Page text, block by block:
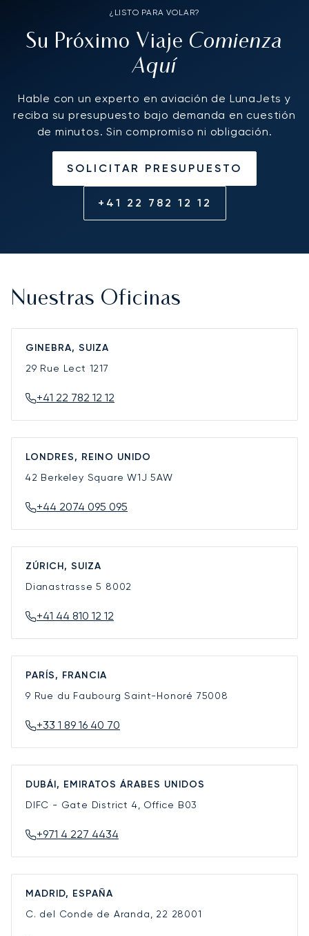
¿LISTO PARA VOLAR?
Su Próximo Viaje Comienza
Aquí
Hable con un experto en aviación de LunaJets y
reciba su presupuesto bajo demanda en cuestión
de minutos. Sin compromiso ni obligación.
SOLICITAR PRESUPUESTO
+41 22 782 12 12
Nuestras Oficinas
GINEBRA, SUIZA
29 Rue Lect 1217
+41 22 782 12 12
LONDRES, REINO UNIDO
42 Berkeley SquareW1J 5AW
+44 2074 095 095
ZÚRICH, SUIZA
Dianastrasse 5 8002
+41 44 810 12 12
PARÍS, FRANCIA
9 Rue du Faubourg Saint-Honoré 75008
+33 1 89 16 40 70
DUBÁI, EMIRATOS ÁRABES UNIDOS
DIFC - Gate District 4, Office B03
+971 4 227 4434
MADRID, ESPAÑA
C. del Conde de Aranda, 22 28001